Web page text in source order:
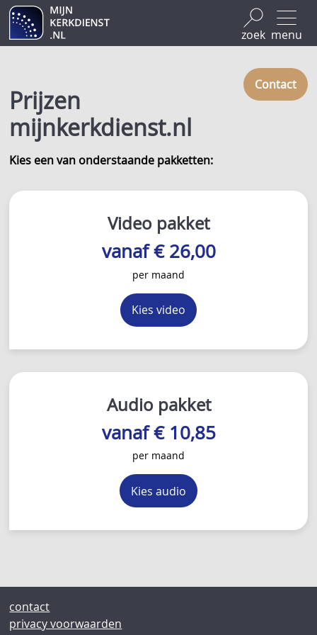
menu
zoek
Contact
Prijzen
mijnkerkdienst.nl
Kies een van onderstaande pakketten:
Video pakket
vanaf € 26,00
per maand
Kies video
Audio pakket
vanaf € 10,85
per maand
Kies audio
contact
privacy voorwaarden